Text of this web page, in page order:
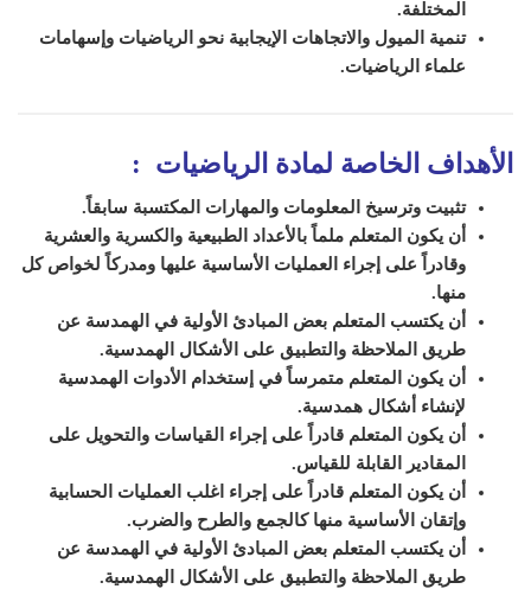
المختلفة.
تنمية الميول والاتجاهات الإيجابية نحو الرياضيات وإسهامات
علماء الرياضيات.
الأهداف الخاصة لمادة الرياضيات :
تثبيت وترسيخ المعلومات والمهارات المكتسبة سابقاً.
أن يكون المتعلم ملماً بالأعداد الطبيعية والكسرية والعشرية
وقادراً على إجراء العمليات الأساسية عليها ومدركاً لخواص كل
منها.
أن يكتسب المتعلم بعض المبادئ الأولية في الهمدسة عن
طريق الملاحظة والتطبيق على الأشكال الهمدسية.
أن يكون المتعلم متمرساً في إستخدام الأدوات الهمدسية
لإنشاء أشكال همدسية.
أن يكون المتعلم قادراً على إجراء القياسات والتحويل على
المقادير القابلة للقياس.
أن يكون المتعلم قادراً على إجراء اغلب العمليات الحسابية
وإتقان الأساسية منها كالجمع والطرح والضرب.
أن يكتسب المتعلم بعض المبادئ الأولية في الهمدسة عن
طريق الملاحظة والتطبيق على الأشكال الهمدسية.